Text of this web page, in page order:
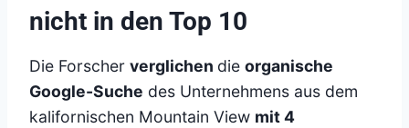
nicht in den Top 10
Die Forscher verglichen die organische
Google-Suche des Unternehmens aus dem
kalifornischen Mountain View mit 4